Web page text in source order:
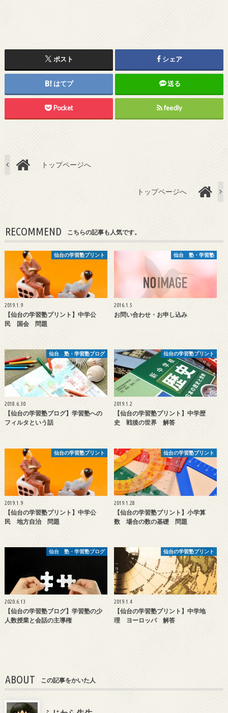
ポスト シェア
はてブ 送る
Pocket feedly
トップページへ
トップページへ
RECOMMEND こちらの記事も人気です。
仙台の学習塾プリント
2019.1.9
【仙台の学習塾プリント】中学公
民 国会 問題
仙台 塾・学習塾
2016.1.5
お問い合わせ・お申し込み
仙台 塾・学習塾ブログ
2018.6.30
【仙台の学習塾ブログ】学習塾への
フィルタという話
仙台の学習塾プリント
2019.1.2
【仙台の学習塾プリント】中学歴
史 戦後の世界 解答
仙台の学習塾プリント
2019.1.9
【仙台の学習塾プリント】中学公
民 地方自治 問題
仙台の学習塾プリント
2019.1.28
【仙台の学習塾プリント】小学算
数 場合の数の基礎 問題
仙台 塾・学習塾ブログ
2020.6.13
【仙台の学習塾ブログ】学習塾の少
人数授業と会話の主導権
仙台の学習塾プリント
2019.1.4
【仙台の学習塾プリント】中学地
理 ヨーロッパ 解答
ABOUT この記事をかいた人